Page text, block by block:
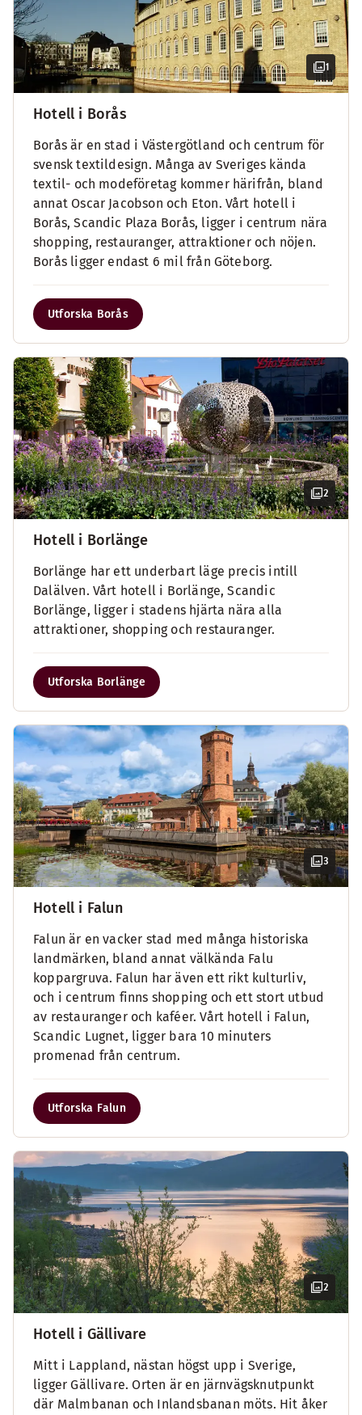
1
Hotell i Borås
Borås är en stad i Västergötland och centrum för
svensk textildesign. Många av Sveriges kända
textil- och modeföretag kommer härifrån, bland
annat Oscar Jacobson och Eton. Vårt hotell i
Borås, Scandic Plaza Borås, ligger i centrum nära
shopping, restauranger, attraktioner och nöjen.
Borås ligger endast 6 mil från Göteborg.
Utforska Borås
2
Hotell i Borlänge
Borlänge har ett underbart läge precis intill
Dalälven. Vårt hotell i Borlänge, Scandic
Borlänge, ligger i stadens hjärta nära alla
attraktioner, shopping och restauranger.
Utforska Borlänge
3
Hotell i Falun
Falun är en vacker stad med många historiska
landmärken, bland annat välkända Falu
koppargruva. Falun har även ett rikt kulturliv,
och i centrum finns shopping och ett stort utbud
av restauranger och kaféer. Vårt hotell i Falun,
Scandic Lugnet, ligger bara 10 minuters
promenad från centrum.
Utforska Falun
2
Hotell i Gällivare
Mitt i Lappland, nästan högst upp i Sverige,
ligger Gällivare. Orten är en järnvägsknutpunkt
där Malmbanan och Inlandsbanan möts. Hit åker